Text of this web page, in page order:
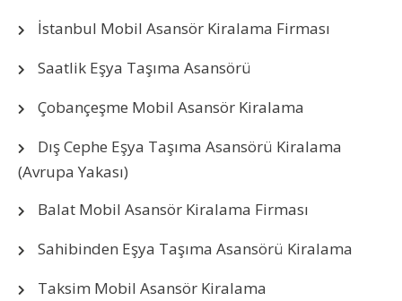
İstanbul Mobil Asansör Kiralama Firması
Saatlik Eşya Taşıma Asansörü
Çobançeşme Mobil Asansör Kiralama
Dış Cephe Eşya Taşıma Asansörü Kiralama
(Avrupa Yakası)
Balat Mobil Asansör Kiralama Firması
Sahibinden Eşya Taşıma Asansörü Kiralama
Taksim Mobil Asansör Kiralama